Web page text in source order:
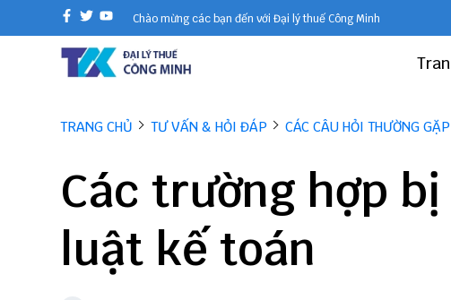
Chào mừng các bạn đến với Đại lý thuế Công Minh
TRANG CHỦ TƯ VẤN & HỎI ĐÁP CÁC CÂU HỎI THƯỜNG GẶP
Các trường hợp
luật kế toán